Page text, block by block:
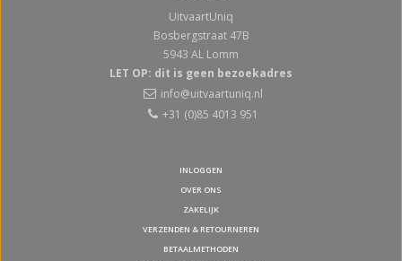
UitvaartUniq
Bosbergstraat 47B
5943 AL Lomm
LET OP: dit is geen bezoekadres
info@uitvaartuniq.nl
+31 (0)85 4013 951
INLOGGEN
OVER ONS
ZAKELIJK
VERZENDEN & RETOURNEREN
BETAALMETHODEN